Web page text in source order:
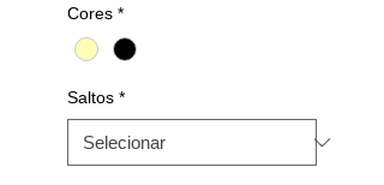
Cores *
Saltos *